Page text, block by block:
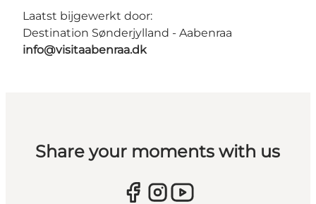
Laatst bijgewerkt door:
Destination Sønderjylland - Aabenraa
info@visitaabenraa.dk
Share your moments with us